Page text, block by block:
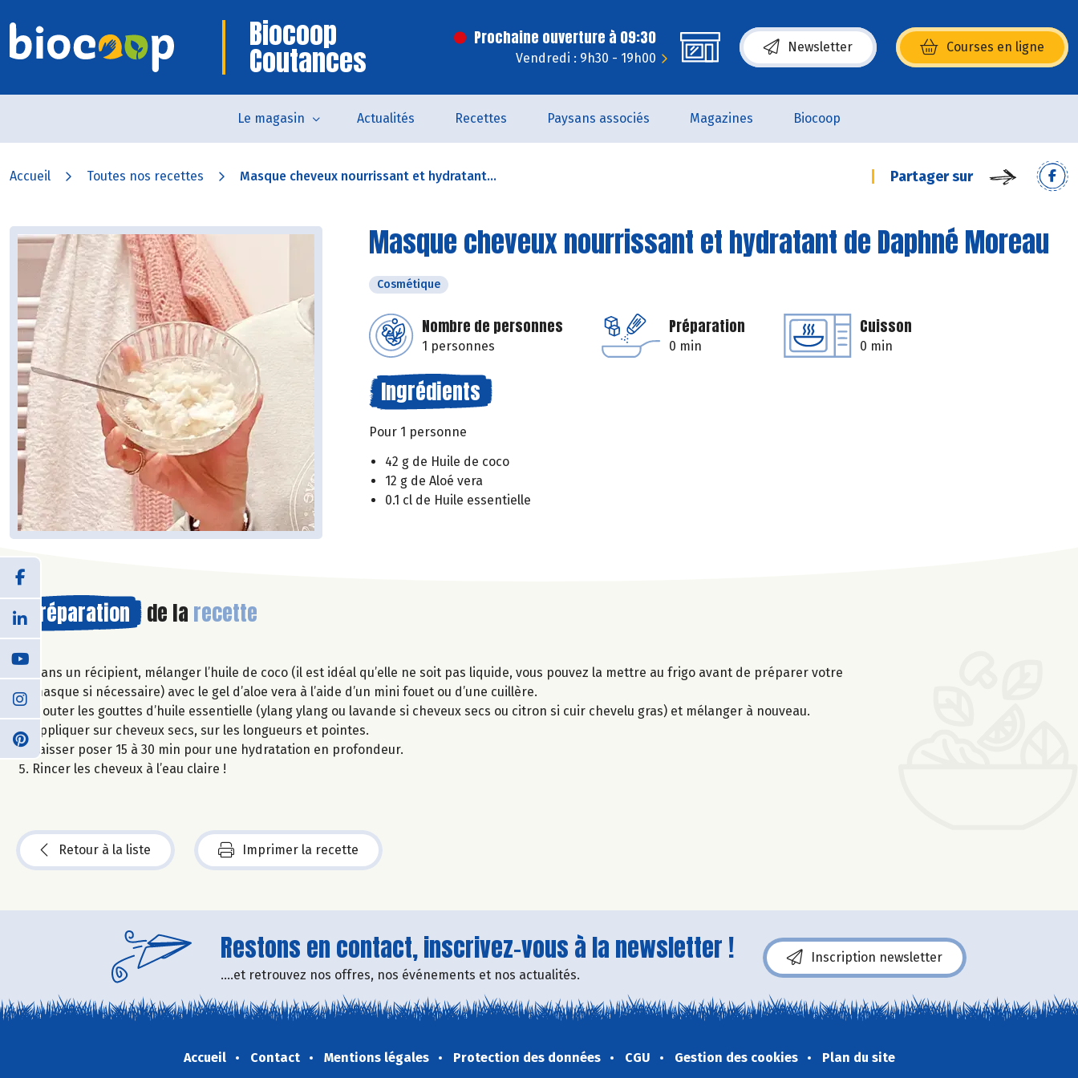
Biocoop
Coutances
Prochaine ouverture à 09:30
Vendredi : 9h30 - 19h00
Newsletter Courses en ligne
(s’ouvre dans une nouvelle fenêtre)
Le magasin Actualités Recettes Paysans associés Magazines Biocoop
Accueil Toutes nos recettes Masque cheveux nourrissant et hydratant... Partager sur
Masque cheveux nourrissant et hydratant de Daphné Moreau
Cosmétique
Nombre de personnes
1 personnes
Préparation
0 min
Cuisson
0 min
Ingrédients
Pour 1 personne
42 g de Huile de coco
12 g de Aloé vera
0.1 cl de Huile essentielle
Préparation de la recette
Dans un récipient, mélanger l’huile de coco (il est idéal qu’elle ne soit pas liquide, vous pouvez la mettre au frigo avant de préparer votre
masque si nécessaire) avec le gel d’aloe vera à l’aide d’un mini fouet ou d’une cuillère.
Ajouter les gouttes d’huile essentielle (ylang ylang ou lavande si cheveux secs ou citron si cuir chevelu gras) et mélanger à nouveau.
Appliquer sur cheveux secs, sur les longueurs et pointes.
Laisser poser 15 à 30 min pour une hydratation en profondeur.
Rincer les cheveux à l’eau claire !
Retour à la liste Imprimer la recette
Restons en contact, inscrivez-vous à la newsletter !
....et retrouvez nos offres, nos événements et nos actualités.
Inscription newsletter
Accueil Contact Mentions légales Protection des données CGU Gestion des cookies Plan du site